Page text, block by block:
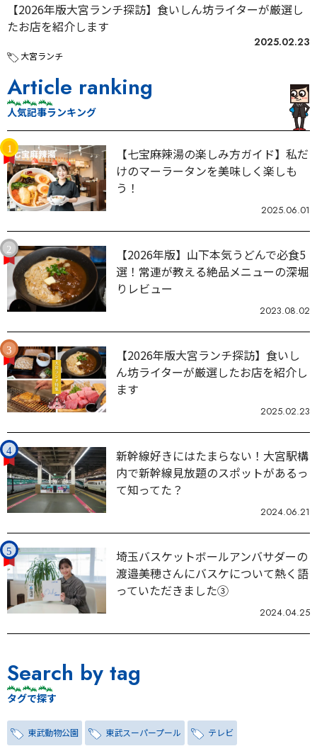
【2026年版大宮ランチ探訪】食いしん坊ライターが厳選し
たお店を紹介します
2025.02.23
大宮ランチ
Article ranking
人気記事ランキング
【七宝麻辣湯の楽しみ方ガイド】私だ
けのマーラータンを美味しく楽しも
う！
2025.06.01
【2026年版】山下本気うどんで必食5
選！常連が教える絶品メニューの深堀
りレビュー
2023.08.02
【2026年版大宮ランチ探訪】食いし
ん坊ライターが厳選したお店を紹介し
ます
2025.02.23
新幹線好きにはたまらない！大宮駅構
内で新幹線見放題のスポットがあるっ
て知ってた？
2024.06.21
埼玉バスケットボールアンバサダーの
渡邉美穂さんにバスケについて熱く語
っていただきました③
2024.04.25
Search by tag
タグで探す
東武動物公園 東武スーパープール テレビ